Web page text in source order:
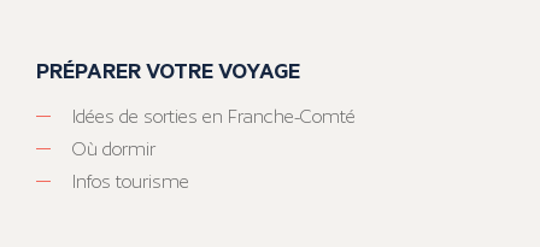
PRÉPARER VOTRE VOYAGE
Idées de sorties en Franche-Comté
Où dormir
Infos tourisme